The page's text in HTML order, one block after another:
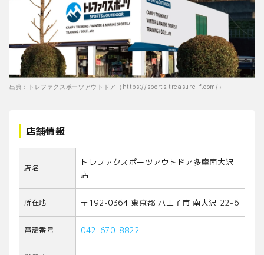
出典：トレファクスポーツアウトドア（https://sports.treasure-f.com/）
店舗情報
店名
トレファクスポーツアウトドア多摩南大沢
店
所在地 〒192-0364 東京都 八王子市 南大沢 22-6
電話番号 042-670-8822